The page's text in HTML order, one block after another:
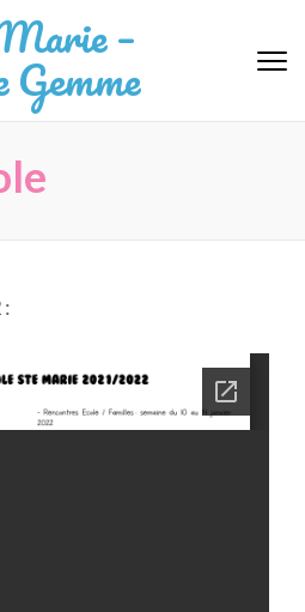
–